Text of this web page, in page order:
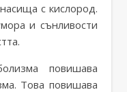
с кислород.
и сънливости
повишава
Това повишава